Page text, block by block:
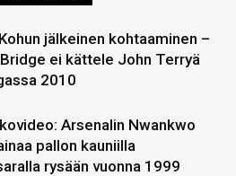
jälkeinen kohtaaminen –
ei kättele John Terryä
2010
Arsenalin Nwankwo
pallon kauniilla
rysään vuonna 1999